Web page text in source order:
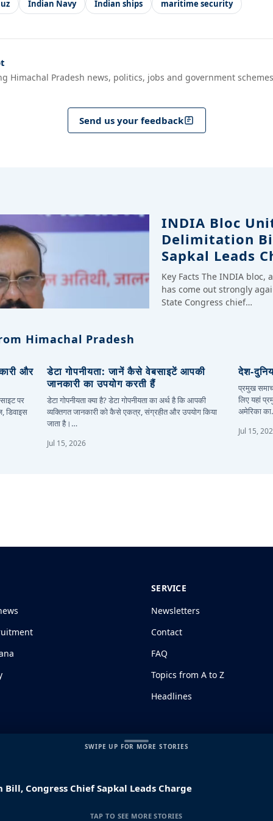
Indian Navy Indian ships maritime security
Himachal Pradesh news, politics, jobs and government
Send us your feedback
INDIA Bloc
Delimitation
Sapkal Leads
Key Facts The INDIA
has come out strongly
State Congress chief…
Himachal Pradesh
और
पर
डिवाइस
डेटा गोपनीयता: जानें कैसे वेबसाइटें आपकी
जानकारी का उपयोग करती हैं
डेटा गोपनीयता क्या है? डेटा गोपनीयता का अर्थ है कि आपकी
व्यक्तिगत जानकारी को कैसे एकत्र, संग्रहीत और उपयोग किया
जाता है।…
Jul 15, 2026
देश-
प्रमुख
लिए यहां
अमेरिका
Jul 15,
SWIPE UP FOR MORE STORIES
Congress Chief Sapkal Leads Charge
SERVICE
Newsletters
Contact
FAQ
Topics from A to Z
Headlines
and Conditions | Disclaimer